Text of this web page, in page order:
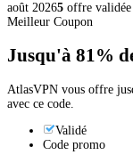
août 20265 offre validée
Meilleur Coupon
Jusqu'à 81%
AtlasVPN vous offre
avec ce code.
Validé
Code promo